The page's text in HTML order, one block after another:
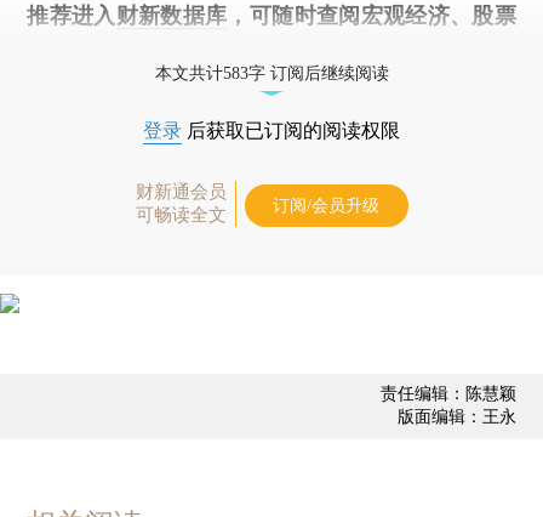
推荐进入 财新数据库 ，可随时查阅宏观经济、股票
本文共计583字 订阅后继续阅读
登录 后获取已订阅的阅读权限
财新通会员
可畅读全文
订阅/会员升级
责任编辑：陈慧颖
版面编辑：王永